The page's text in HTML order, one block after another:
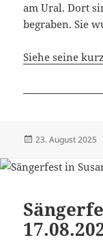
am Ural. Dort
begraben. Sie
Siehe seine
Veröffentlicht
23. August 2025